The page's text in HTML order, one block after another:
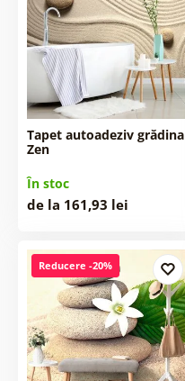
Tapet autoadeziv grădina
Zen
În stoc
de la 161,93 lei
Reducere -20%